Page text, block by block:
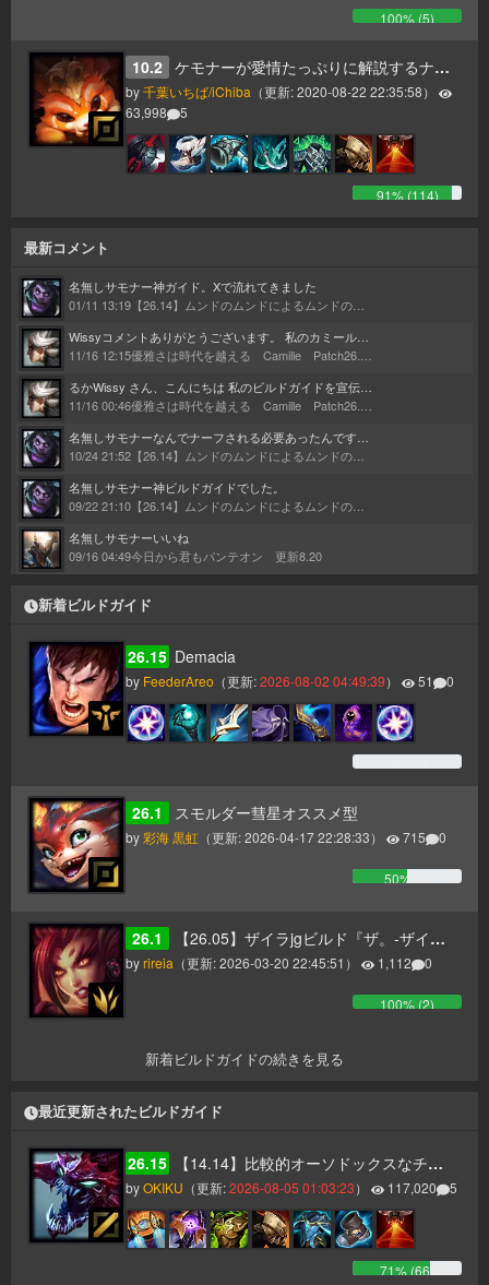
100% (5)
10.2 ケモナーが愛情たっぷりに解説するナーの入門ガイド
by千葉いちば/iChiba （更新:2020-08-22 22:35:58）
63,998
5
91% (114)
最新コメント
名無しサモナー神ガイド。Xで流れてきました
01/11 13:19 【26.14】ムンドのムンドによるムンドのためのムンドガイド
Wissyコメントありがとうございます。 私のカミールは、るか氏の記事とLiubai氏のプレイで構成されています。 何十回読んだかわからないくらいの大ファンです。記事のコンボ見て1時間くらいプラクティスに籠ったのもなつかしいです。 Discordの件送らせていただきます！！
11/16 12:15優雅さは時代を越える Camille Patch26.1～
るかWissy さん、こんにちは 私のビルドガイドを宣伝してくれてありがとうございました！ 私もまたガイドを更新しようかなと思わせる様なとても良いビルドガイドでした。 これからも頑張ってください！
11/16 00:46優雅さは時代を越える Camille Patch26.1～
名無しサモナーなんでナーフされる必要あったんですかね…。 そんな勝率高いわけでもないのに…。
10/24 21:52 【26.14】ムンドのムンドによるムンドのためのムンドガイド
名無しサモナー神ビルドガイドでした。
09/22 21:10 【26.14】ムンドのムンドによるムンドのためのムンドガイド
名無しサモナーいいね
09/16 04:49今日から君もパンテオン 更新8.20
新着ビルドガイド
26.15 Demacia
by FeederAreo （更新:2026-08-02 04:49:39） 51 0
26.1 スモルダー彗星オススメ型
by彩海 黒虹 （更新:2026-04-17 22:28:33） 715 0
50% (
26.1 【26.05】ザイラjgビルド『ザ。-ザイラのホライゾンフォーカスについて-』
byrireia （更新:2026-03-20 22:45:51 ） 1,112 0
100% (2)
新着ビルドガイドの続きを見る
最近更新されたビルドガイド
26.15 【14.14】比較的オーソドックスなチョガスガイド（タンク、AP二本立て）
byOKIKU （更新:2026-08-05 01:03:23） 117,020 5
71% (66